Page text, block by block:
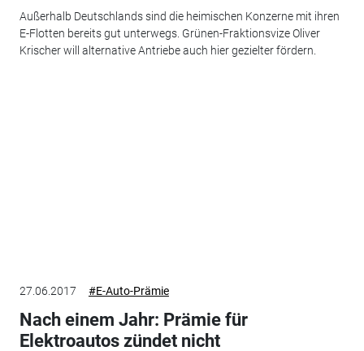
Außerhalb Deutschlands sind die heimischen Konzerne mit ihren
E-Flotten bereits gut unterwegs. Grünen-Fraktionsvize Oliver
Krischer will alternative Antriebe auch hier gezielter fördern.
27.06.2017 #E-Auto-Prämie
Nach einem Jahr: Prämie für
Elektroautos zündet nicht